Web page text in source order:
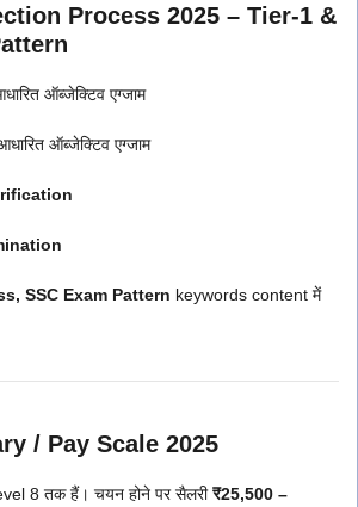
Process 2025 – Tier-1 &
ऑब्जेक्टिव एग्जाम
ऑब्जेक्टिव एग्जाम
SSC Exam Pattern keywords content में
/ Pay Scale 2025
8 तक हैं। चयन होने पर सैलरी₹25,500 –